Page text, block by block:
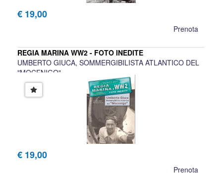
€ 19,00
Prenota
REGIA MARINA WW2 - FOTO INEDITE
UMBERTO GIUCA, SOMMERGIBILISTA ATLANTICO DEL
"MOCENIGO"
Lorenzo Bovi, Oliviero Giuca
€ 19,00
Prenota